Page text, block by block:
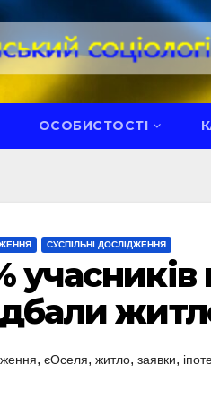
ОСОБИСТОСТІ
СУСПІЛЬНІ ДОСЛІДЖЕННЯ
, єОселя, житло, заявки,